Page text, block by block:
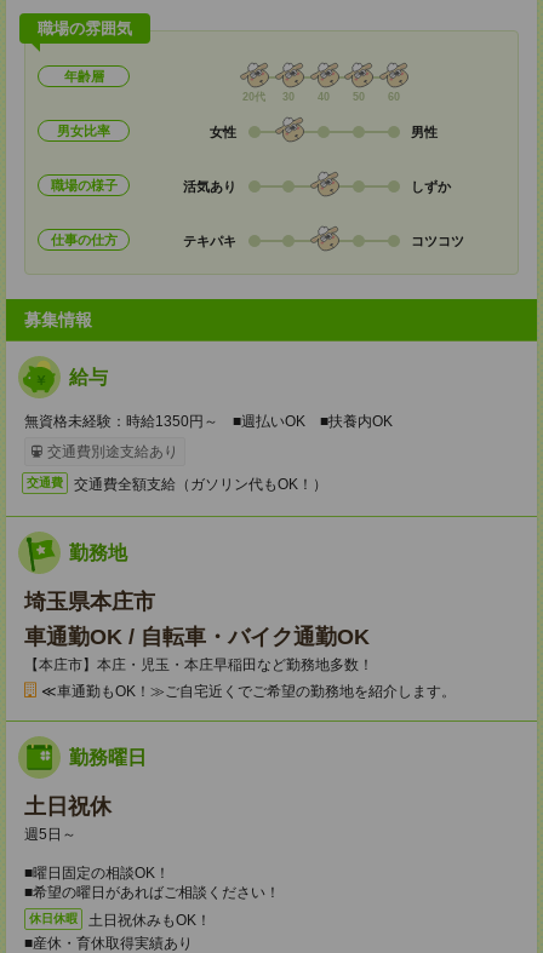
職場の雰囲気
年齢層
20代 30 40 50 60
男女比率 女性 男性
職場の様子 活気あり しずか
仕事の仕方 テキパキ コツコツ
募集情報
給与
無資格未経験：時給1350円～ ■週払いOK ■扶養内OK
交通費別途支給あり
交通費 交通費全額支給（ガソリン代もOK！）
勤務地
埼玉県本庄市
車通勤OK / 自転車・バイク通勤OK
【本庄市】本庄・児玉・本庄早稲田など勤務地多数！
≪車通勤もOK！≫ご自宅近くでご希望の勤務地を紹介します。
勤務曜日
土日祝休
週5日～
■曜日固定の相談OK！
■希望の曜日があればご相談ください！
休日休暇
土日祝休みもOK！
■産休・育休取得実績あり